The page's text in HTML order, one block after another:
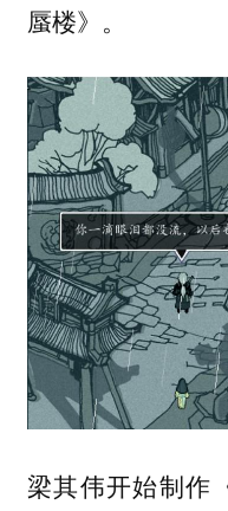
蜃楼》。
梁其伟开始制作